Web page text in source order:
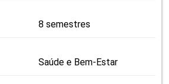
8 semestres
Saúde e Bem-Estar